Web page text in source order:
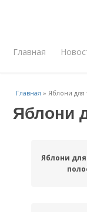
Главная
Главная »Яблони для
Яблони
Яблони